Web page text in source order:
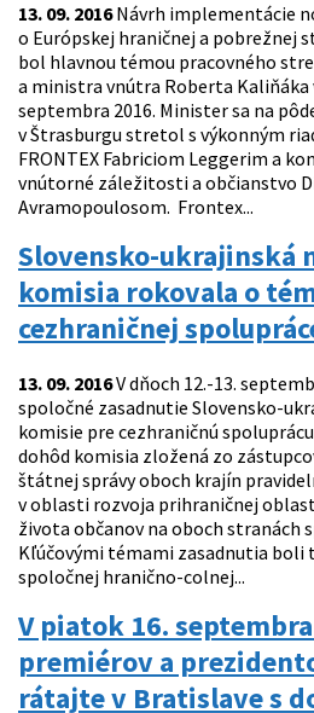
13. 09. 2016Návrh implementácie
o Európskej hraničnej a pobrežnej
bol hlavnou témou pracovného
a ministra vnútra Roberta Kaliňáka
septembra 2016. Minister sa na
v Štrasburgu stretol s výkonným
FRONTEX Fabriciom Leggerim a
vnútorné záležitosti a občianstvo
Avramopoulosom. Frontex...
Slovensko-ukrajinská
komisia rokovala o
cezhraničnej
13. 09. 2016V dňoch 12.-13.
spoločné zasadnutie Slovensko-
komisie pre cezhraničnú
dohôd komisia zložená zo
štátnej správy oboch krajín
v oblasti rozvoja prihraničnej
života občanov na oboch stranách
Kľúčovými témami zasadnutia boli
spoločnej hranično-colnej...
V piatok 16.
premiérov a
rátajte v Bratislave s